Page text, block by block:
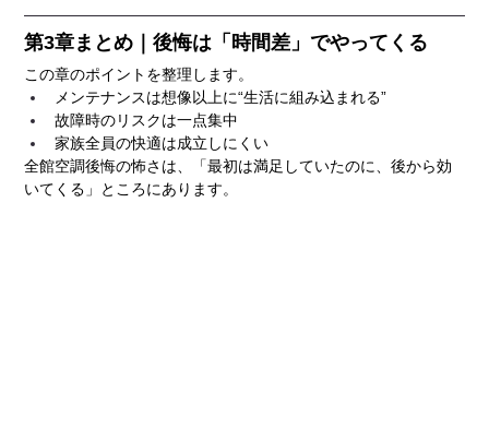
第3章まとめ｜後悔は「時間差」でやってくる
この章のポイントを整理します。
メンテナンスは想像以上に“生活に組み込まれる”
故障時のリスクは一点集中
家族全員の快適は成立しにくい
全館空調後悔の怖さは、「最初は満足していたのに、後から効
いてくる」ところにあります。